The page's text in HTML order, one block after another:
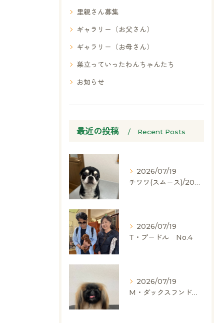
里親さん募集
ギャラリー（お父さん）
ギャラリー（お母さん）
巣立っていったわんちゃんたち
お知らせ
最近の投稿 Recent Posts
2026/07/19
チワワ(スムース)/2024.05.06/男の子/60,000(税別)
2026/07/19
T・プードル No.4
2026/07/19
M・ダックスフンド、ヨークシャーテリア、ペキニーズ、ポメラニアン